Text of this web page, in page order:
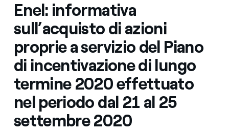
Enel: informativa
sull’acquisto di azioni
proprie a servizio del Piano
di incentivazione di lungo
termine 2020 effettuato
nel periodo dal 21 al 25
settembre 2020